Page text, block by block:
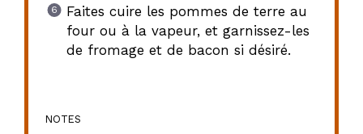
Faites cuire les pommes de terre au
four ou à la vapeur, et garnissez-les
de fromage et de bacon si désiré.
NOTES